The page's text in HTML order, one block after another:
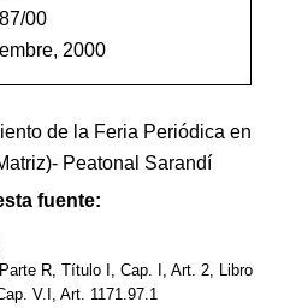
00
2000
de la Feria Periódica en
Peatonal Sarandí
fuente:
R, Título I, Cap. I, Art. 2, Libro
V.I, Art. 1171.97.1